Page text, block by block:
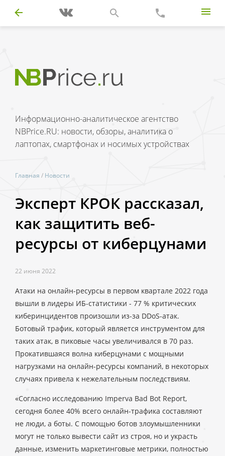
Информационно-аналитическое агентство
NBPrice.RU: новости, обзоры, аналитика о
лаптопах, смартфонах и носимых устройствах
Главная / Новости
Эксперт КРОК рассказал,
как защитить веб-
ресурсы от киберцунами
22 июня 2022
Атаки на онлайн-ресурсы в первом квартале 2022 года
вышли в лидеры ИБ-статистики - 77 % критических
киберинцидентов произошли из-за DDoS-атак.
Ботовый трафик, который является инструментом для
таких атак, в пиковые часы увеличивался в 70 раз.
Прокатившаяся волна киберцунами с мощными
нагрузками на онлайн-ресурсы компаний, в некоторых
случаях привела к нежелательным последствиям.
«Согласно исследованию Imperva Bad Bot Report,
сегодня более 40% всего онлайн-трафика составляют
не люди, а боты. С помощью ботов злоумышленники
могут не только вывести сайт из строя, но и украсть
данные, изменить маркетинговые метрики, полностью